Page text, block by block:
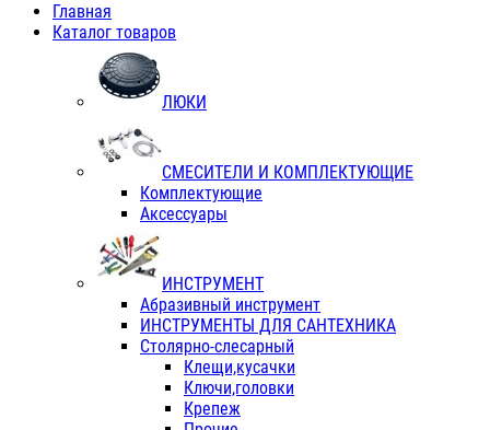
Главная
Каталог товаров
ЛЮКИ
СМЕСИТЕЛИ И КОМПЛЕКТУЮЩИЕ
Комплектующие
Аксессуары
ИНСТРУМЕНТ
Абразивный инструмент
ИНСТРУМЕНТЫ ДЛЯ САНТЕХНИКА
Столярно-слесарный
Клещи,кусачки
Ключи,головки
Крепеж